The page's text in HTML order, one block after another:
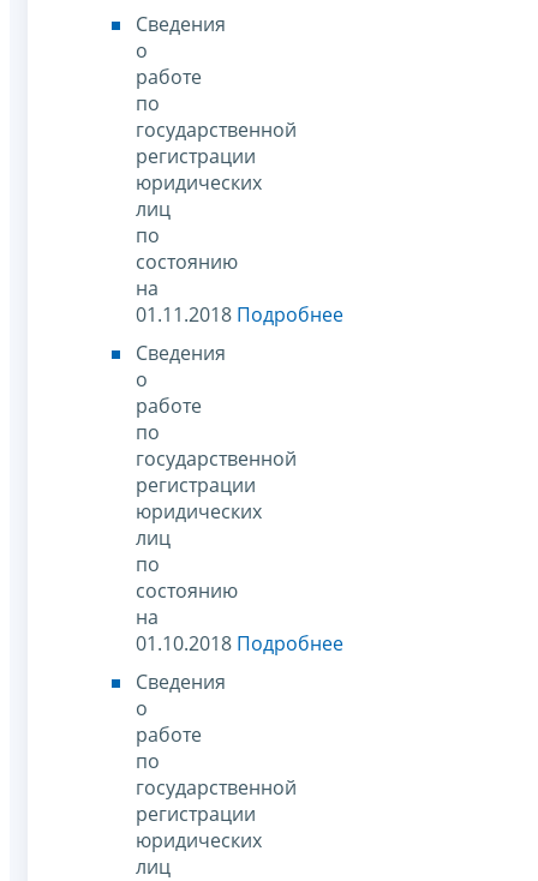
Сведения
о
работе
по
государственной
регистрации
юридических
лиц
по
состоянию
на
01.11.2018 Подробнее
Сведения
о
работе
по
государственной
регистрации
юридических
лиц
по
состоянию
на
01.10.2018 Подробнее
Сведения
о
работе
по
государственной
регистрации
юридических
лиц